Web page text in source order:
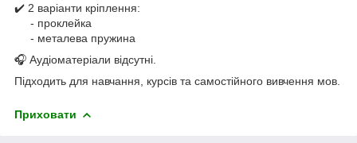
✔️ 2 варіанти кріплення:
- проклейка
- металева пружина
🎧 Аудіоматеріали відсутні.
Підходить для навчання, курсів та самостійного вивчення мов.
Приховати